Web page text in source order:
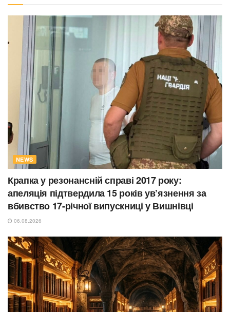
NEWS
Крапка у резонансній справі 2017 року:
апеляція підтвердила 15 років ув’язнення за
вбивство 17-річної випускниці у Вишнівці
06.08.2026